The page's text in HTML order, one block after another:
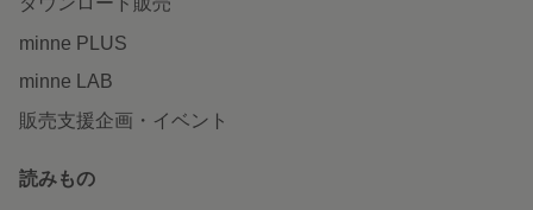
minne PLUS
minne LAB
販売支援企画・イベント
読みもの